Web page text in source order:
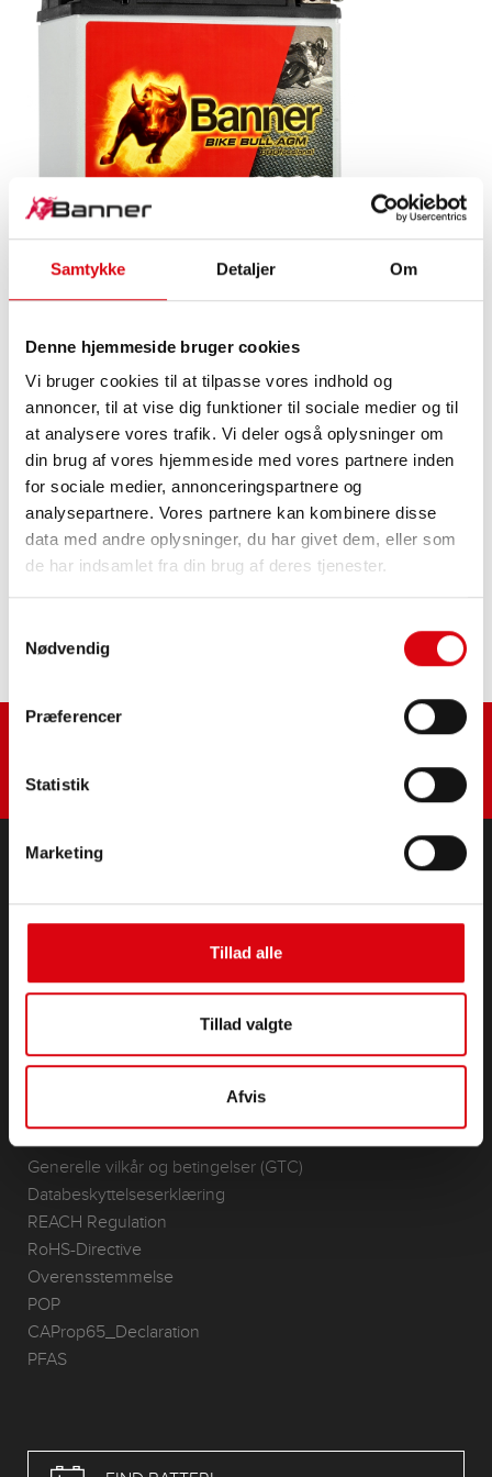
Samtykke Detaljer Om
Denne hjemmeside bruger cookies
Vi bruger cookies til at tilpasse vores indhold og
annoncer, til at vise dig funktioner til sociale medier og til
at analysere vores trafik. Vi deler også oplysninger om
din brug af vores hjemmeside med vores partnere inden
for sociale medier, annonceringspartnere og
analysepartnere. Vores partnere kan kombinere disse
data med andre oplysninger, du har givet dem, eller som
de har indsamlet fra din brug af deres tjenester.
Nødvendig
Præferencer
Statistik
Marketing
Tillad alle
Tillad valgte
Afvis
Bike Bull AGM PROfessional
AGM PRO 520 01 / BETX20L - ETX20L
Banner-mærkekvalitetens udstillingsstykke. Originalkvalitet
til eftermontering.
PRODUKTOPLYSNINGER >
Køb dette batteri:
PRODUKTER
Start- og elektriske batterier
Tilbehør til personbiler og erhvervskøretøjer
Start- og elektriske batterier
Kolofon
Generelle vilkår og betingelser (GTC)
Databeskyttelseserklæring
REACH Regulation
RoHS-Directive
Overensstemmelse
POP
CAProp65_Declaration
PFAS